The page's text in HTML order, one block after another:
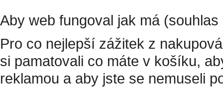
Aby web fungoval jak má
Pro co nejlepší zážitek z
si pamatovali co máte v košíku,
reklamou a aby jste se nemuseli